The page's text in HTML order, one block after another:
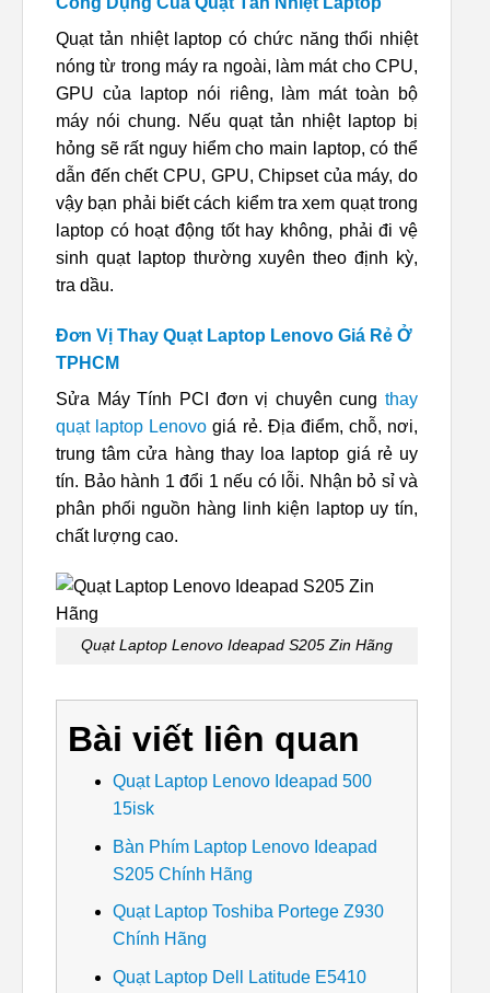
Quạt tản nhiệt laptop có chức năng thổi nhiệt
nóng từ trong máy ra ngoài, làm mát cho CPU,
GPU của laptop nói riêng, làm mát toàn bộ
máy nói chung. Nếu quạt tản nhiệt laptop bị
hỏng sẽ rất nguy hiểm cho main laptop, có thể
dẫn đến chết CPU, GPU, Chipset của máy, do
vậy bạn phải biết cách kiểm tra xem quạt trong
laptop có hoạt động tốt hay không, phải đi vệ
sinh quạt laptop thường xuyên theo định kỳ,
tra dầu.
Đơn Vị Thay Quạt Laptop Lenovo Giá Rẻ Ở
TPHCM
Sửa Máy Tính PCI đơn vị chuyên cung thay
quạt laptop Lenovo giá rẻ. Địa điểm, chỗ, nơi,
trung tâm cửa hàng thay loa laptop giá rẻ uy
tín. Bảo hành 1 đổi 1 nếu có lỗi. Nhận bỏ sỉ và
phân phối nguồn hàng linh kiện laptop uy tín,
chất lượng cao.
Quạt Laptop Lenovo Ideapad S205 Zin Hãng
Bài viết liên quan
Quạt Laptop Lenovo Ideapad 500
15isk
Bàn Phím Laptop Lenovo Ideapad
S205 Chính Hãng
Quạt Laptop Toshiba Portege Z930
Chính Hãng
Quạt Laptop Dell Latitude E5410